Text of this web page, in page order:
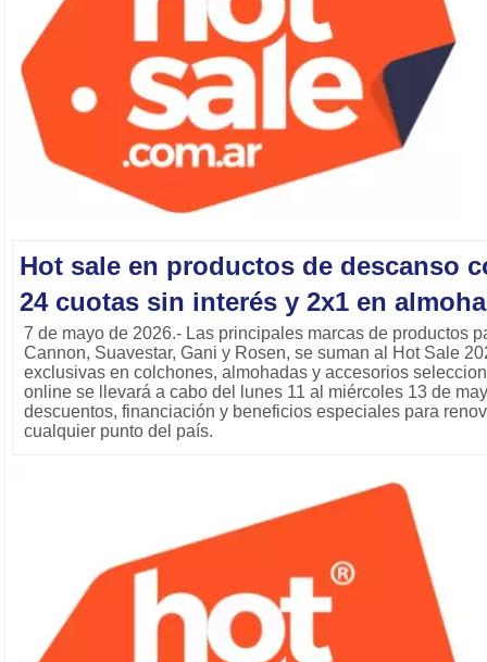
Hot sale en productos de descanso
24 cuotas sin interés y 2x1 en
7 de mayo de 2026.- Las principales marcas de productos
Cannon, Suavestar, Gani y Rosen, se suman al Hot Sale
exclusivas en colchones, almohadas y accesorios
online se llevará a cabo del lunes 11 al miércoles 13 de
descuentos, financiación y beneficios especiales para
cualquier punto del país.